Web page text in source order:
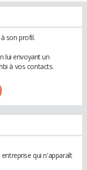
son profil.
lui envoyant un
à vos contacts.
qui n'apparaît